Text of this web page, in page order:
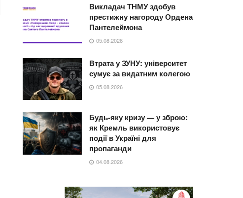
Викладач ТНМУ здобув
престижну нагороду Ордена
Пантелеймона
05.08.2026
Втрата у ЗУНУ: університет
сумує за видатним колегою
05.08.2026
Будь-яку кризу — у зброю:
як Кремль використовує
події в Україні для
пропаганди
04.08.2026